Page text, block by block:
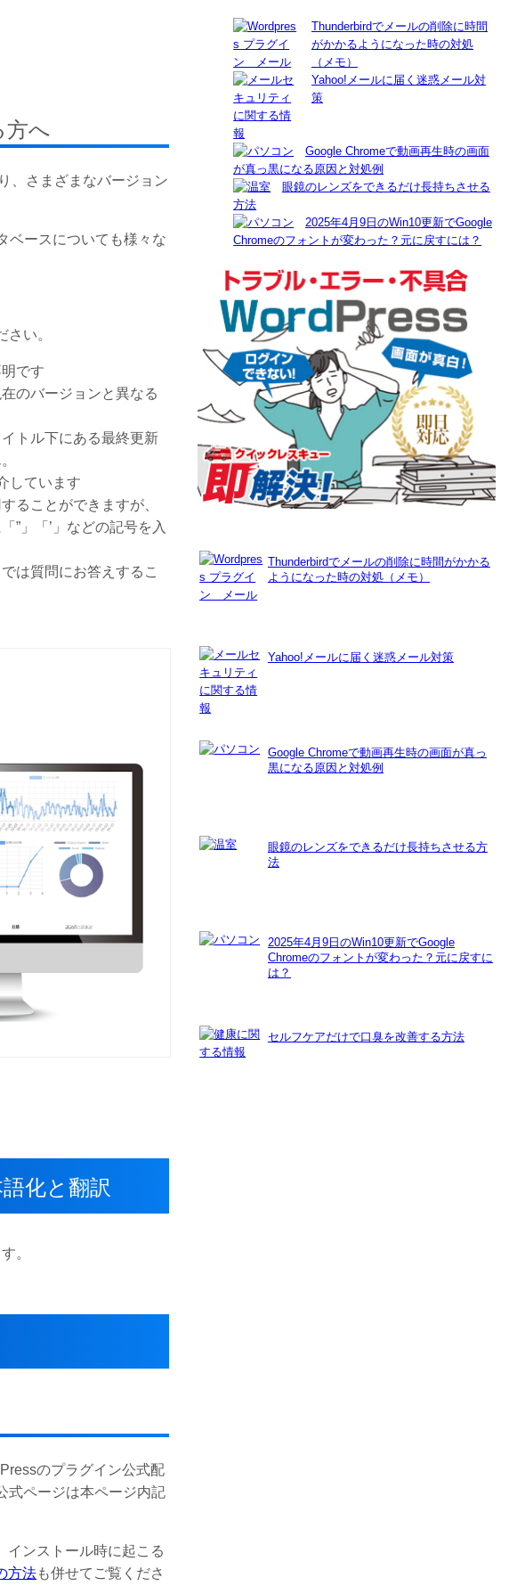
方へ
、さまざまなバージョン
ベースについても様々な
い。
です
のバージョンと異なる
トル下にある最終更新
しています
ることができますが、
”」「’」などの記号を入
は質問にお答えするこ
化と翻訳
。
のプラグイン公式配
式ページは本ページ内記
インストール時に起こる
方法も併せてご覧くださ
Thunderbirdでメールの削除に時間
がかかるようになった時の対処
（メモ）
Yahoo!メールに届く迷惑メール対
策
Google Chromeで動画再生時の画面
が真っ黒になる原因と対処例
眼鏡のレンズをできるだけ長持ちさせる
方法
2025年4月9日のWin10更新でGoogle
Chromeのフォントが変わった？元に戻すには？
Thunderbirdでメールの削除に時間がかかる
ようになった時の対処（メモ）
Yahoo!メールに届く迷惑メール対策
Google Chromeで動画再生時の画面が真っ
黒になる原因と対処例
眼鏡のレンズをできるだけ長持ちさせる方
法
2025年4月9日のWin10更新でGoogle
Chromeのフォントが変わった？元に戻すに
は？
セルフケアだけで口臭を改善する方法